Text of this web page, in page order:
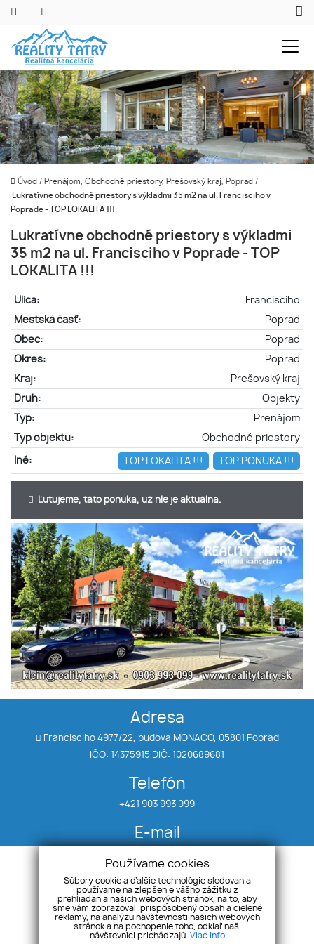
Úvod / Prenájom, Obchodné priestory, Prešovský kraj, Poprad /
Lukratívne obchodné priestory s výkladmi 35 m2 na ul. Francisciho v
Poprade - TOP LOKALITA !!!
Lukratívne obchodné priestory s výkladmi
35 m2 na ul. Francisciho v Poprade - TOP
LOKALITA !!!
Ulica:
Francisciho
Mestská časť:
Poprad
Obec:
Poprad
Okres:
Poprad
Kraj:
Prešovský kraj
Druh:
Objekty
Typ:
Prenájom
Typ objektu:
Obchodné priestory
Iné: TOP LOKALITA !!! TOP PONUKA !!!
Ľutujeme, táto ponuka, už nie je aktuálna.
Adresa
Francisciho 4977/22, budova MONACO, 05801 Poprad
IČO: 14375915 DIČ: 1020689681
Telefón
+421 903 993 099
E-mail
Úvod
Nehnuteľnosti
Byty
Priestory
Chaty
Ponuka/dopyt
Používame cookies
Súbory cookie a ďalšie technológie sledovania
používame na zlepšenie vášho zážitku z
prehliadania našich webových stránok, na to, aby
sme vám zobrazovali prispôsobený obsah a cielené
reklamy, na analýzu návštevnosti našich webových
stránok a na pochopenie toho, odkiaľ naši
návštevníci prichádzajú. Viac info